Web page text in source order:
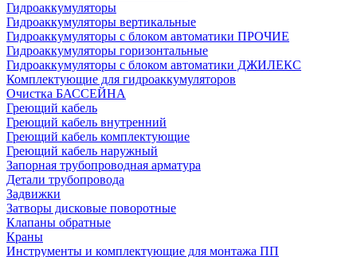
Гидроаккумуляторы
Гидроаккумуляторы вертикальные
Гидроаккумуляторы с блоком автоматики ПРОЧИЕ
Гидроаккумуляторы горизонтальные
Гидроаккумуляторы с блоком автоматики ДЖИЛЕКС
Комплектующие для гидроаккумуляторов
Очистка БАССЕЙНА
Греющий кабель
Греющий кабель внутренний
Греющий кабель комплектующие
Греющий кабель наружный
Запорная трубопроводная арматура
Детали трубопровода
Задвижки
Затворы дисковые поворотные
Клапаны обратные
Краны
Инструменты и комплектующие для монтажа ПП